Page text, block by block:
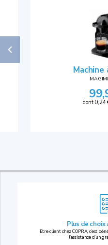
dont 0,24
Plus de choix
Etre client chez COPRA, c’est
l’assistance d’un